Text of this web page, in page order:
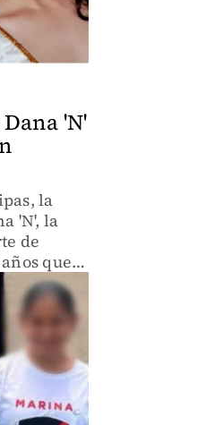
'N'
la
'N', la
de
que